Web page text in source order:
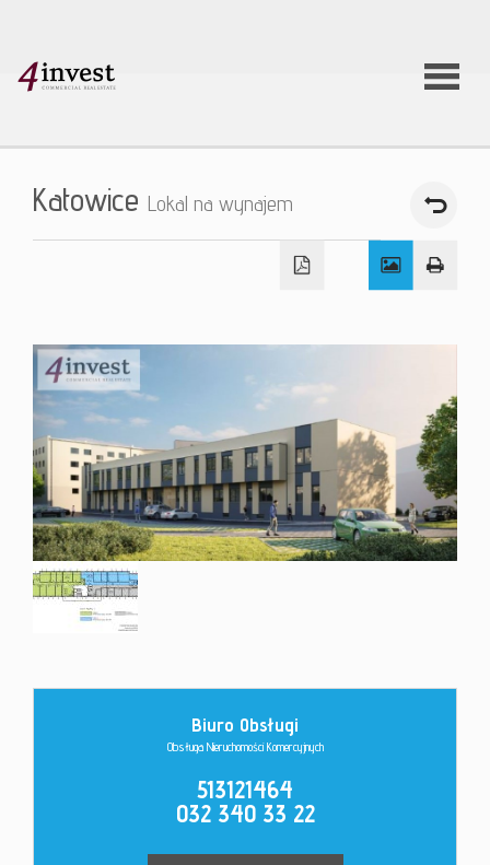
O firmie
Kontakt
Katowice Lokal na wynajem
Biuro Obsługi
Obsługa Nieruchomości Komercyjnych
513121464
032 340 33 22